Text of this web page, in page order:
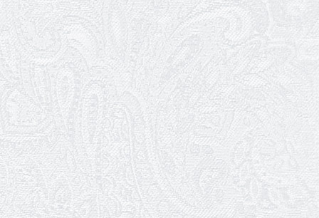
05.01.2026
Ювілей Юлії Макарової
02.01.2026
Пішла з життя Ірина Добронравова
01.01.2026
Трудовий ювілей Галини Очеретіної
01.01.2026